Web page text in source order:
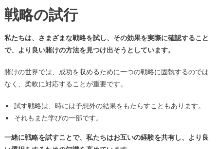
戦略の試行
私たちは、さまざまな戦略を試し、その効果を実際に確認すること
で、より良い賭けの方法を見つけ出そうとしています。
賭けの世界では、成功を収めるために一つの戦略に固執するのでは
なく、柔軟に対応することが重要です。
試す戦略は、時には予想外の結果をもたらすこともあります。
それもまた学びの一部です。
一緒に戦略を試すことで、私たちはお互いの経験を共有し、より良